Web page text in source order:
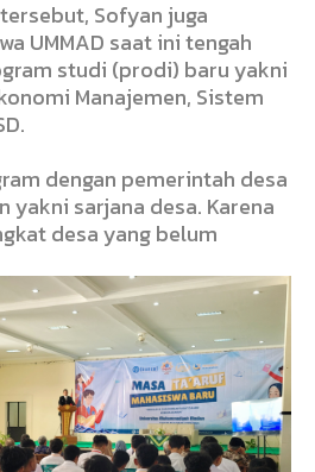
Sofyan juga
UMMAD saat ini tengah
studi (prodi) baru yakni
Manajemen, Sistem
dengan pemerintah desa
yakni sarjana desa. Karena
desa yang belum